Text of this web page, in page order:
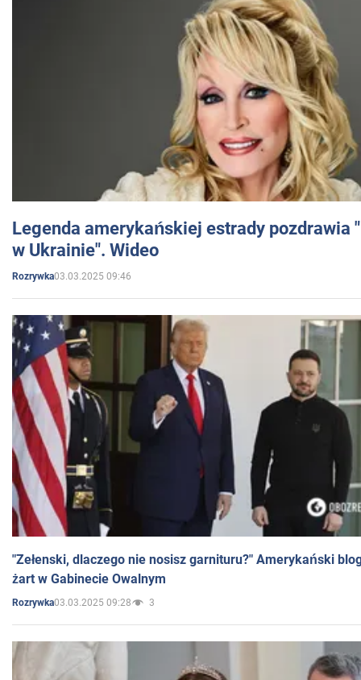
Legenda amerykańskiej estrady pozdrawia
w Ukrainie". Wideo
Rozrywka03.03.2025 09:46
"Zełenski, dlaczego nie nosisz garnituru?" Amerykański
żart w Gabinecie Owalnym
Rozrywka03.03.2025 09:28 3